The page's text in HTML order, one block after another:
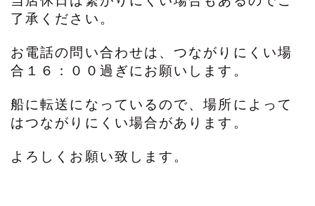
了承ください。
お電話の問い合わせは、つながりにくい場
合１６：００過ぎにお願いします。
船に転送になっているので、場所によって
はつながりにくい場合があります。
よろしくお願い致します。